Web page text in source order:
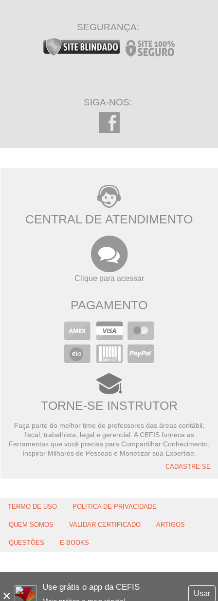
×
Use grátis o app da CEFIS
Usar
SEGURANÇA:
SIGA-NOS:
CENTRAL DE ATENDIMENTO
Clique para acessar
PAGAMENTO
TORNE-SE INSTRUTOR
Faça parte do melhor time de professores das áreas contábil,
fiscal, trabalhista, legal e gerencial. A CEFIS fornece as
Ferramentas que você precisa para Compartilhar Conhecimento,
Inspirar Milhares de Pessoas e Monetizar sua Expertise.
CADASTRE-SE
TERMO DE USO POLITICA DE PRIVACIDADE
QUEM SOMOS VALIDAR CERTIFICADO ARTIGOS
QUESTÕES E-BOOKS